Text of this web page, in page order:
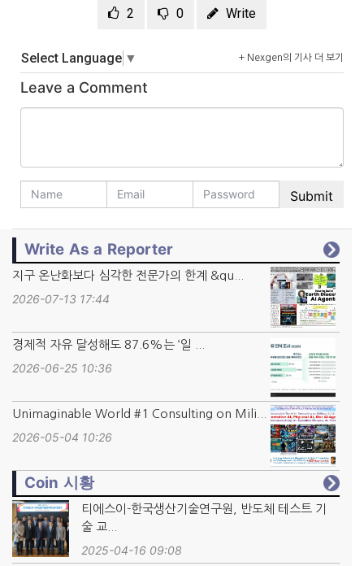
2 0 Write
Select Language ▼ + Nexgen의 기사 더 보기
Leave a Comment
Write As a Reporter
지구 온난화보다 심각한 전문가의 한계 &qu...
2026-07-13 17:44
경제적 자유 달성해도 87.6%는 ‘일 ...
2026-06-25 10:36
Unimaginable World #1 Consulting on Mili...
2026-05-04 10:26
Coin 시황
티에스이-한국생산기술연구원, 반도체 테스트 기
술 교...
2025-04-16 09:08